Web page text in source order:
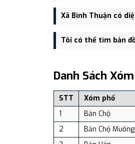
Trụ sở hành chính mới
thuận tiện giao thông.
Xã Bình Thuận có
Xã Bình Thuận có Diện
Tôi có thể tìm bản
dịch vụ và du lịch uy tín
Danh Sách
STT Xóm phố
1
Bản Chộ
2
Bản Chộ Muông